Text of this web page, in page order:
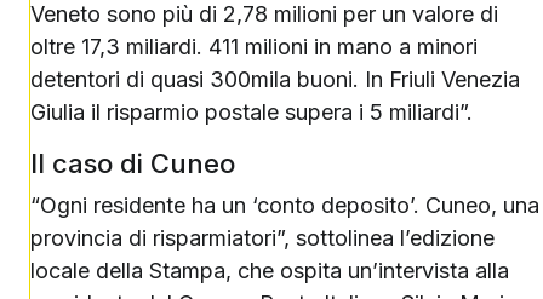
Veneto sono più di 2,78 milioni per un valore di
oltre 17,3 miliardi. 411 milioni in mano a minori
detentori di quasi 300mila buoni. In Friuli Venezia
Giulia il risparmio postale supera i 5 miliardi”.
Il caso di Cuneo
“Ogni residente ha un ‘conto deposito’. Cuneo, una
provincia di risparmiatori”, sottolinea l’edizione
locale della Stampa, che ospita un’intervista alla